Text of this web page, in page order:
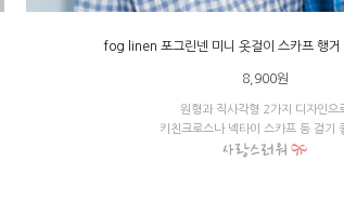
fog linen 포그린넨 미니 옷걸이 스카프 행거
8,900원
원형과 직사각형 2가지 디자인으
키친크로스나 넥타이 스카프 등 걸기